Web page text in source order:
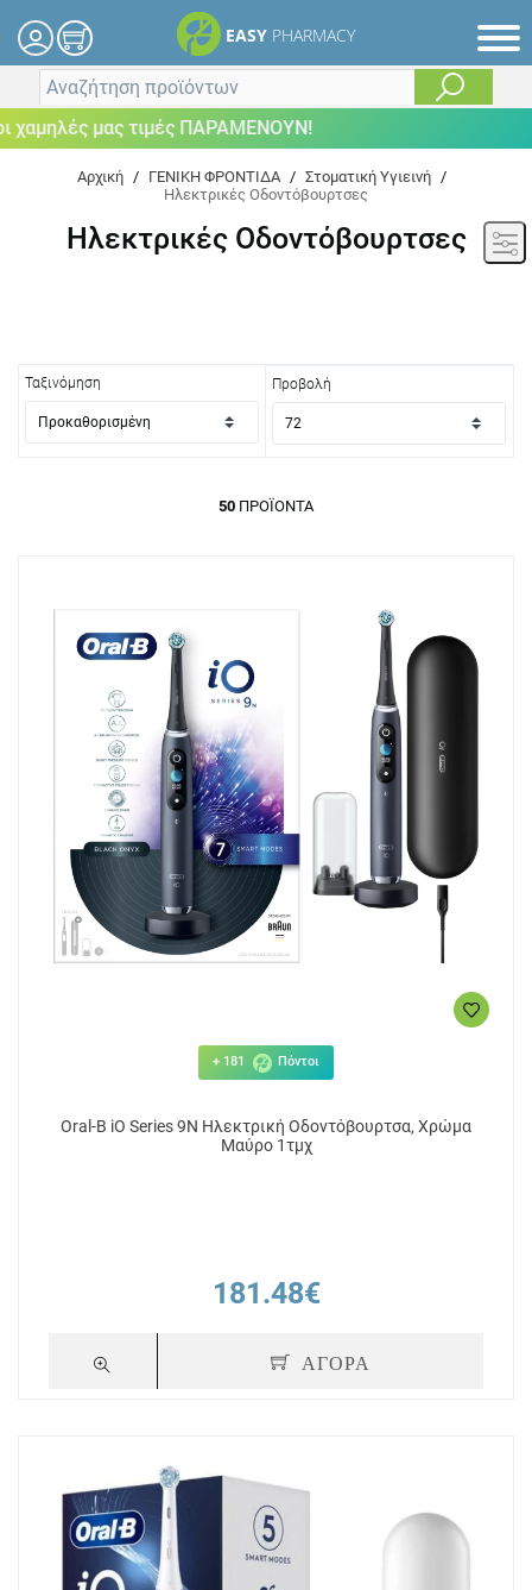
EASY PHARMACY
μας τιμές ΠΑΡΑΜΕΝΟΥΝ!
Αρχική / ΓΕΝΙΚΗ ΦΡΟΝΤΙΔΑ / Στοματική Υγιεινή /
Ηλεκτρικές Οδοντόβουρτσες
Ηλεκτρικές Οδοντόβουρτσες
Ταξινόμηση Προβολή
50 ΠΡΟΪΌΝΤΑ
Quartz 1τεμ
+ 181 Πόντοι
Oral-B iO Series 9N Ηλεκτρική Οδοντόβουρτσα, Χρώμα
Μαύρο 1τμχ
181.48€
ΑΓΟΡΑ